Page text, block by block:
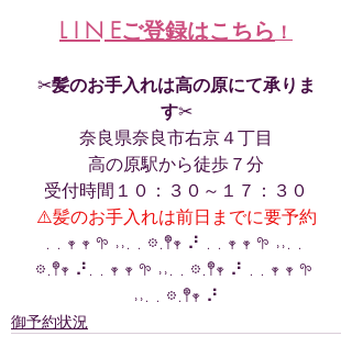
L I N Eご登録はこちら ！
✂︎髪のお手入れは高の原にて承りま
す✂︎
奈良県奈良市右京４丁目
高の原駅から徒歩７分
受付時間１０：３０～１７：３０
⚠️髪のお手入れは前日までに要予約
. . 𖥧 𖥧 𖧧 ˒˒. . 𖡼.𖤣𖥧 ⠜ . . 𖥧 𖥧 𖧧 ˒˒. .
𖡼.𖤣𖥧 ⠜. . 𖥧 𖥧 𖧧 ˒˒. . 𖡼.𖤣𖥧 ⠜ . . 𖥧 𖥧 𖧧
˒˒. . 𖡼.𖤣𖥧 ⠜
御予約状況